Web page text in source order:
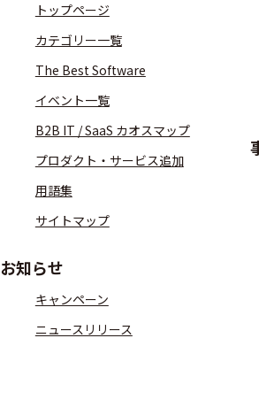
トップページ
カテゴリー一覧
The Best Software
イベント一覧
B2B IT / SaaS カオスマップ
プロダクト・サービス追加
用語集
サイトマップ
お知らせ
キャンペーン
ニュースリリース